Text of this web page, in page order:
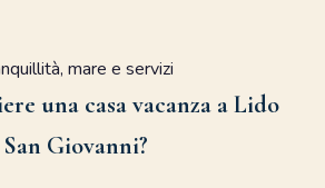
mare e servizi
una casa vacanza a Lido
San Giovanni?